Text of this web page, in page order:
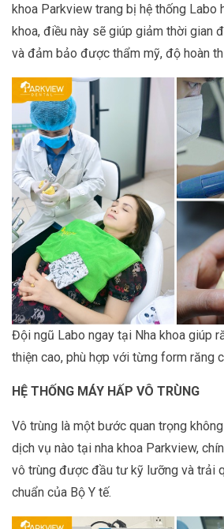
khoa Parkview trang bị hệ thống Labo
khoa, điều này sẽ giúp giảm thời gian
và đảm bảo được thẩm mỹ, độ hoàn
Đội ngũ Labo ngay tại Nha khoa giúp
thiện cao, phù hợp với từng form răng
HỆ THỐNG MÁY HẤP VÔ TRÙNG
Vô trùng là một bước quan trọng
dịch vụ nào tại nha khoa Parkview,
vô trùng được đầu tư kỹ lưỡng và trải
chuẩn của Bộ Y tế.